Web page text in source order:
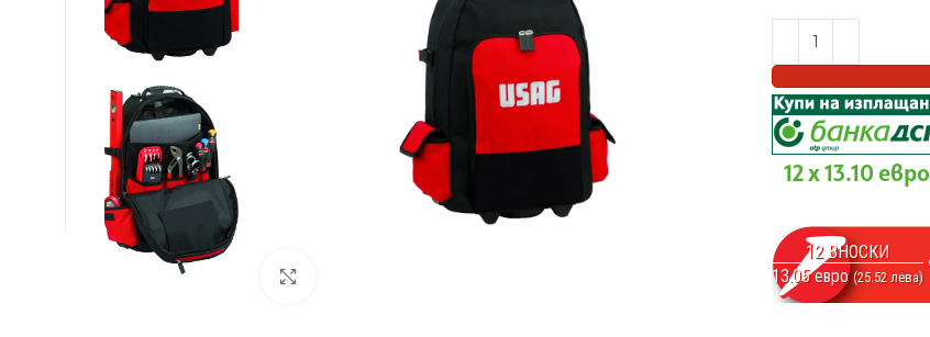
12 x 13.10 евро
12 ВНОСКИ
13.05 евро(25.52 лева)